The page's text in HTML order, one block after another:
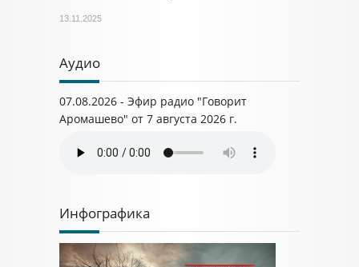
13.11.2025
Аудио
07.08.2026 - Эфир радио "Говорит
Аромашево" от 7 августа 2026 г.
Инфографика